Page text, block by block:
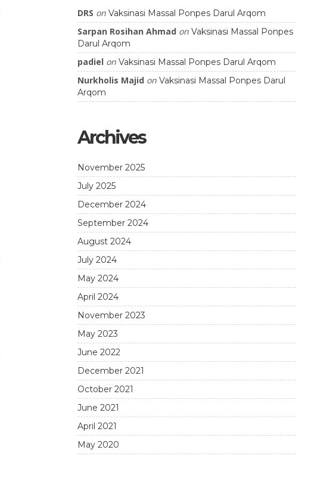
DRS on Vaksinasi Massal Ponpes Darul Arqom
Sarpan Rosihan Ahmad on Vaksinasi Massal Ponpes
Darul Arqom
padiel on Vaksinasi Massal Ponpes Darul Arqom
Nurkholis Majid on Vaksinasi Massal Ponpes Darul
Arqom
Archives
November 2025
July 2025
December 2024
September 2024
August 2024
July 2024
May 2024
April 2024
November 2023
May 2023
June 2022
December 2021
October 2021
June 2021
April 2021
May 2020